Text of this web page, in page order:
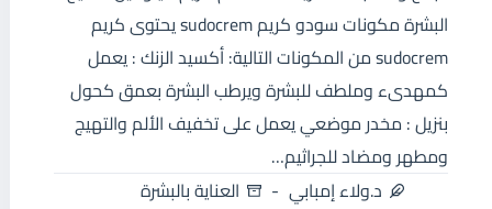
البشرة مكونات سودو كريم sudocrem يحتوى كريم
sudocrem من المكونات التالية: أكسيد الزنك : يعمل
كمهدىء وملطف للبشرة ويرطب البشرة بعمق كحول
بنزيل : مخدر موضعي يعمل على تخفيف الألم والتهيج
ومطهر ومضاد للجراثيم…
د.ولاء إمبابي
العناية بالبشرة